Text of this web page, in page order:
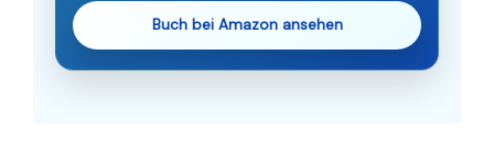
Buch bei Amazon ansehen